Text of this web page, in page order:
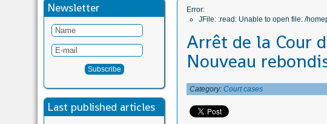
Newsletter
Last published articles
Error:
JFile: :read: Unable to open file: /
Arrêt de la Cour
Nouveau
Category: Court cases